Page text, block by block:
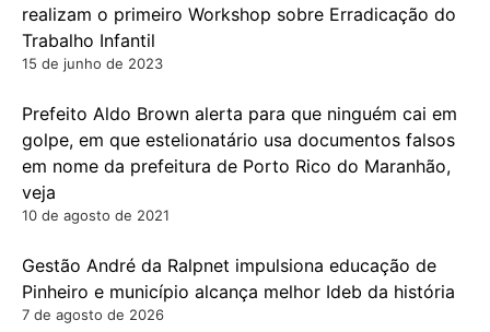
realizam o primeiro Workshop sobre Erradicação do
Trabalho Infantil
15 de junho de 2023
Prefeito Aldo Brown alerta para que ninguém cai em
golpe, em que estelionatário usa documentos falsos
em nome da prefeitura de Porto Rico do Maranhão,
veja
10 de agosto de 2021
Gestão André da Ralpnet impulsiona educação de
Pinheiro e município alcança melhor Ideb da história
7 de agosto de 2026